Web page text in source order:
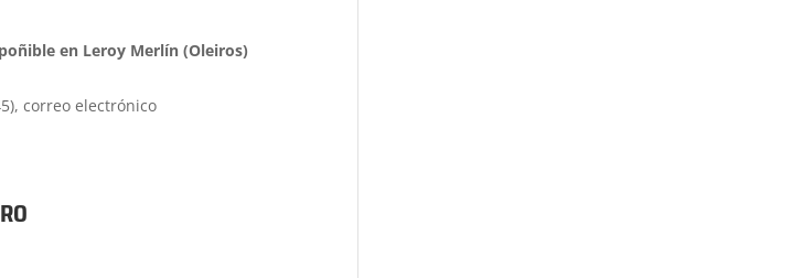
en Leroy Merlín (Oleiros)
correo electrónico